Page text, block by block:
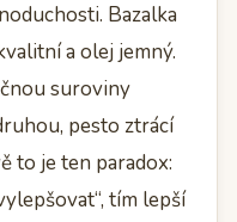
Bazalka
a olej jemný.
suroviny
pesto ztrácí
to je ten paradox:
tím lepší